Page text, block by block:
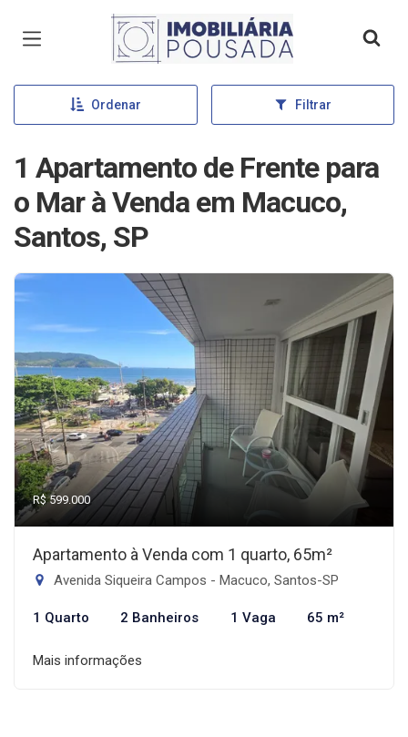
Página inicial
Ordenar Filtrar
1 Apartamento de Frente para
o Mar à Venda em Macuco,
Santos, SP
R$ 599.000
Apartamento à Venda com 1 quarto, 65m²
Avenida Siqueira Campos - Macuco, Santos-SP
1 Quarto 2 Banheiros 1 Vaga 65 m²
Mais informações